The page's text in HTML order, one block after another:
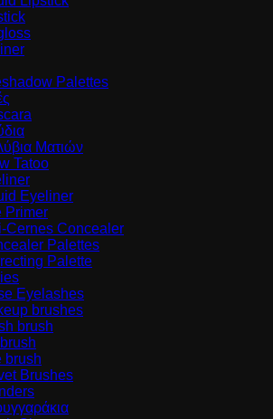
Palettes
Ματιών
Tatoo
Eyeliner
Primer
Cernes Concealer
Palettes
Palette
Eyelashes
brushes
brush
brush
Brushes